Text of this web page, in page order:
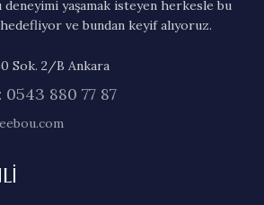
yaşamak isteyen herkesle bu
ve bundan keyif alıyoruz.
Sok. 2/B Ankara
0543 880 77 87